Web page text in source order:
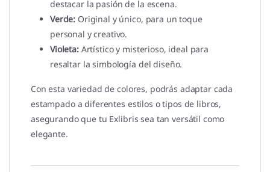
destacar la pasión de la escena.
Verde: Original y único, para un toque
personal y creativo.
Violeta:Artístico y misterioso, ideal para
resaltar la simbología del diseño.
Con esta variedad de colores, podrás adaptar cada
estampado a diferentes estilos o tipos de libros,
asegurando que tu Exlibris sea tan versátil como
elegante.